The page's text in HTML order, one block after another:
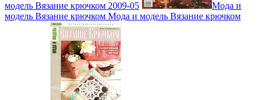
модель Вязание крючком 2009-05
Мода и
модель Вязание крючком Мода и модель Вязание крючком